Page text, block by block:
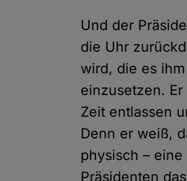
Und der
die Uhr
wird, die es
einzusetzen.
Zeit entlassen
Denn er weiß,
physisch –
Präsidenten